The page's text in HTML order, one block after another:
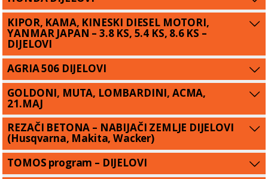
KIPOR, KAMA, KINESKI DIESEL MOTORI,
YANMAR JAPAN – 3.8 KS, 5.4 KS, 8.6 KS –
DIJELOVI
AGRIA 506 DIJELOVI
GOLDONI, MUTA, LOMBARDINI, ACMA,
21.MAJ
REZAČI BETONA – NABIJAČI ZEMLJE DIJELOVI
(Husqvarna, Makita, Wacker)
TOMOS program – DIJELOVI